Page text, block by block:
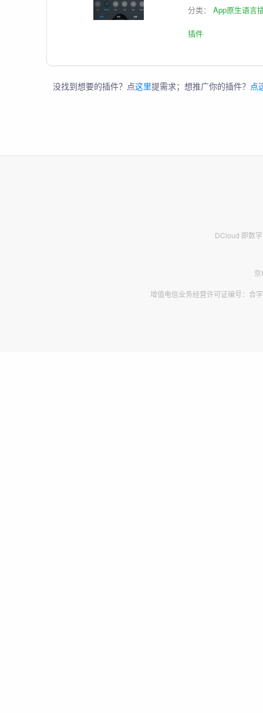
分类：App原生语言
插件
没找到想要的插件？点这里提需求；想推广你的插件？ 点
DCloud 即数
增值电信业务经营许可证编号：合